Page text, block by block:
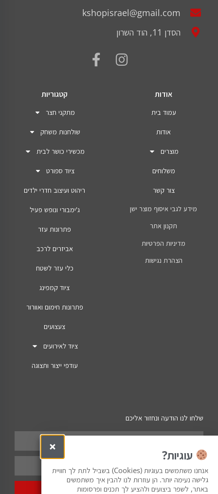
kshopisrael@gmail.com
הסדן 11, הוד השרון
אודות
עמוד בית
אודות
מוצרים
משלוחים
צור קשר
מידע לגבי איסוף מוצר ישן
תקנון אתר
מדיניות הפרטיות
הצהרת נגישות
קטגוריות
מתקני חצר
שולחנות משחק
מכשירי כושר לבית
ציוד ספורט
ריהוט ועיצוב חדרי ילדים
ג'ימבורי ונופש פעיל
פתרונות עזר
אביזרים לרכב
כלי עזר לשטח
ציוד קמפינג
פתרונות חימום ואוורור
צעצועים
ציוד לאירועים
עודפי ייצור ותצוגה
שלחו לנו הודעה ונחזור אליכם
שלח
עוגיות?
אנחנו משתמשים בעוגיות (Cookies) בשביל לתת לך חוויית
גלישה נעימה יותר. הן עוזרות לנו להבין איך משתמשים
באתר, לשפר ביצועים ולהציע לך תכנים ופרסומות